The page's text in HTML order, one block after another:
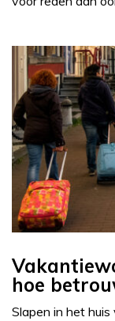
hoe
Slapen in het